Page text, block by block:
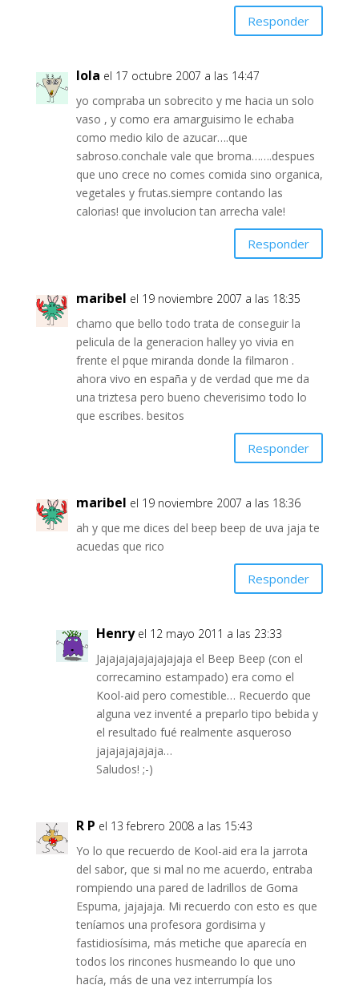
Responder
lola el 17 octubre 2007 a las 14:47
yo compraba un sobrecito y me hacia un solo
vaso , y como era amarguisimo le echaba
como medio kilo de azucar….que
sabroso.conchale vale que broma…….despues
que uno crece no comes comida sino organica,
vegetales y frutas.siempre contando las
calorias! que involucion tan arrecha vale!
Responder
maribel el 19 noviembre 2007 a las 18:35
chamo que bello todo trata de conseguir la
pelicula de la generacion halley yo vivia en
frente el pque miranda donde la filmaron .
ahora vivo en españa y de verdad que me da
una triztesa pero bueno cheverisimo todo lo
que escribes. besitos
Responder
maribel el 19 noviembre 2007 a las 18:36
ah y que me dices del beep beep de uva jaja te
acuedas que rico
Responder
Henry el 12 mayo 2011 a las 23:33
Jajajajajajajajajaja el Beep Beep (con el
correcamino estampado) era como el
Kool-aid pero comestible… Recuerdo que
alguna vez inventé a preparlo tipo bebida y
el resultado fué realmente asqueroso
jajajajajajaja…
Saludos! ;-)
R P el 13 febrero 2008 a las 15:43
Yo lo que recuerdo de Kool-aid era la jarrota
del sabor, que si mal no me acuerdo, entraba
rompiendo una pared de ladrillos de Goma
Espuma, jajajaja. Mi recuerdo con esto es que
teníamos una profesora gordisima y
fastidiosísima, más metiche que aparecía en
todos los rincones husmeando lo que uno
hacía, más de una vez interrumpía los